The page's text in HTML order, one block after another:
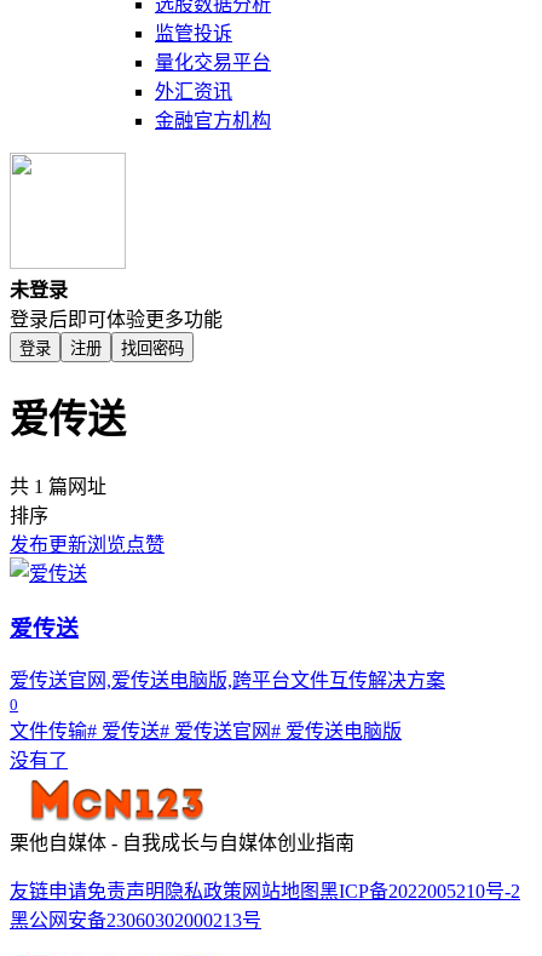
选股数据分析
监管投诉
量化交易平台
外汇资讯
金融官方机构
未登录
登录后即可体验更多功能
登录 注册 找回密码
爱传送
共 1 篇网址
排序
发布更新浏览点赞
爱传送
爱传送官网,爱传送电脑版,跨平台文件互传解决方案
0
文件传输# 爱传送# 爱传送官网# 爱传送电脑版
没有了
栗他自媒体 - 自我成长与自媒体创业指南
友链申请免责声明 隐私政策 网站地图黑ICP备2022005210号-2
黑公网安备23060302000213号